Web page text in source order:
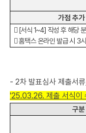
가점 추
[서식 1~4] 작성 후 해당
홈택스 온라인 발급 시 3
- 2차 발표심사 제출서류
'25.03.26. 제출 서식이
구분